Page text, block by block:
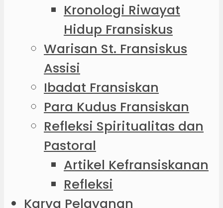
Kronologi Riwayat
Hidup Fransiskus
Warisan St. Fransiskus
Assisi
Ibadat Fransiskan
Para Kudus Fransiskan
Refleksi Spiritualitas dan
Pastoral
Artikel Kefransiskanan
Refleksi
Karya Pelayanan